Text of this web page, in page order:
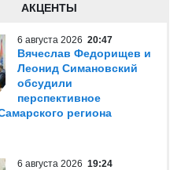
АКЦЕНТЫ
6 августа 2026 20:47
Вячеслав Федорищев и
Леонид Симановский
обсудили
перспективное
региона
6 августа 2026 19:24